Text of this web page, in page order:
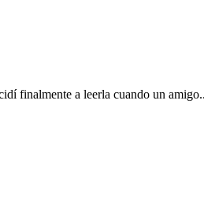
finalmente a leerla cuando un